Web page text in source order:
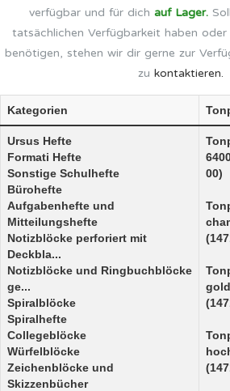
verfügbar und für dich auf Lager.
tatsächlichen Verfügbarkeit haben
benötigen, stehen wir dir gerne zur
zu kontaktieren.
Kategorien
Ursus Hefte
Formati Hefte
Sonstige Schulhefte
Bürohefte
Aufgabenhefte und
Mitteilungshefte
Notizblöcke perforiert mit
Deckbla...
Notizblöcke und Ringbuchblöcke
ge...
Spiralblöcke
Spiralhefte
Collegeblöcke
Würfelblöcke
Zeichenblöcke und
Skizzenbücher
00)